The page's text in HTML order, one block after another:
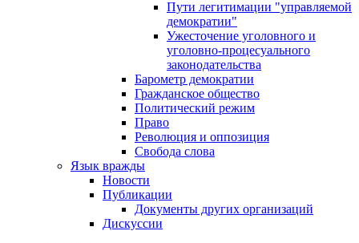
Пути легитимации "управляемой
демократии"
Ужесточение уголовного и
уголовно-процесуального
законодательства
Барометр демократии
Гражданское общество
Политический режим
Право
Революция и оппозиция
Свобода слова
Язык вражды
Новости
Публикации
Документы других организаций
Дискуссии